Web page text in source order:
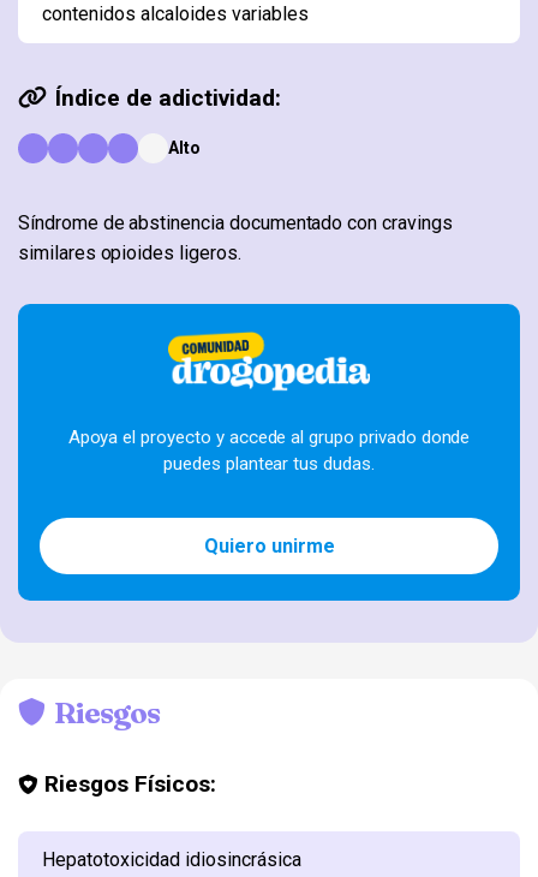
contenidos alcaloides variables
Índice de adictividad:
Alto
Síndrome de abstinencia documentado con cravings
similares opioides ligeros.
Apoya el proyecto y accede al grupo privado donde
puedes plantear tus dudas.
Quiero unirme
Riesgos
Riesgos Físicos:
Hepatotoxicidad idiosincrásica